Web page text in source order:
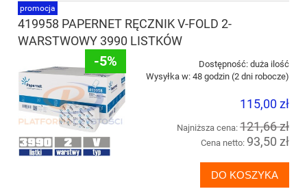
419958 PAPERNET RĘCZNIK V-FOLD 2-
WARSTWOWY 3990 LISTKÓW
-5% Dostępność: duża ilość
Wysyłka w: 48 godzin (2 dni robocze)
115,00 zł
Najniższa cena: 121,66 zł
Cena netto: 93,50 zł
DO KOSZYKA
promocja